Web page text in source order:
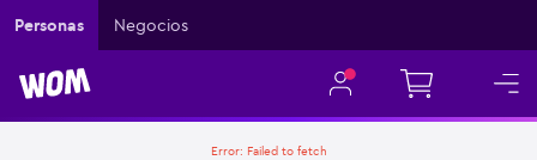
Personas Negocios
Error: Failed to fetch